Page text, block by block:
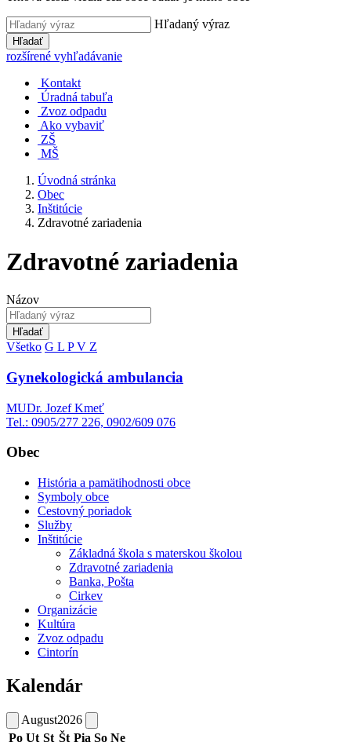
Hľadaný výraz
Hľadať
rozšírené vyhľadávanie
Kontakt
Úradná tabuľa
Zvoz odpadu
Ako vybaviť
ZŠ
MŠ
Úvodná stránka
Obec
Inštitúcie
Zdravotné zariadenia
Zdravotné zariadenia
Názov
Hľadať
Všetko G L PV Z
Gynekologická ambulancia
MUDr. Jozef Kmeť
Tel.: 0905/277 226, 0902/609 076
Obec
História a pamätihodnosti obce
Symboly obce
Cestovný poriadok
Služby
Inštitúcie
Základná škola s materskou školou
Zdravotné zariadenia
Banka, Pošta
Cirkev
Organizácie
Kultúra
Zvoz odpadu
Cintorín
Kalendár
August2026
Po Ut St Št Pia So Ne